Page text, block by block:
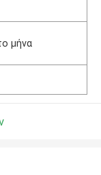
μήνα